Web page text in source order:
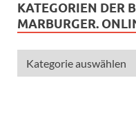
KATEGORIEN DER
MARBURGER.